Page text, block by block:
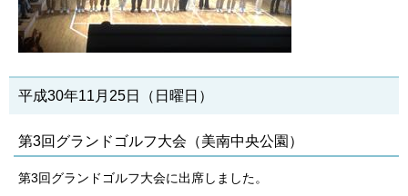
平成30年11月25日（日曜日）
第3回グランドゴルフ大会（美南中央公園）
第3回グランドゴルフ大会に出席しました。